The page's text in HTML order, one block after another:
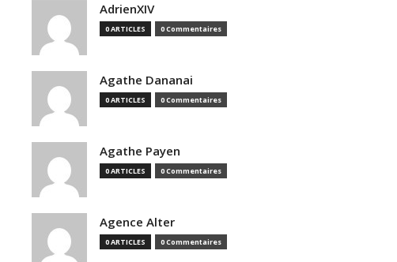
AdrienXIV
0 ARTICLES 0 Commentaires
Agathe Dananai
0 ARTICLES 0 Commentaires
Agathe Payen
0 ARTICLES 0 Commentaires
Agence Alter
0 ARTICLES 0 Commentaires